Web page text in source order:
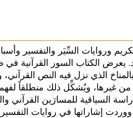
وروايات السِّيَر والتفسير
يعرض الكتاب السور القرآنية
الذي نزل فيه النص
غيرها، ويُشكِّل ذلك منطلقاً لفهم
السياقية للمسارَين القرآني
إشاراتها في روايات